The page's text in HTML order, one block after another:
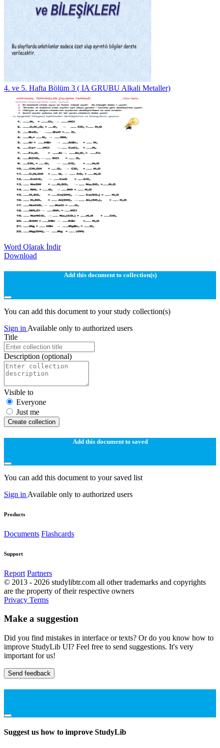
4. ve 5. Hafta Bölüm 3 ( IA GRUBU Alkali Metaller)
Word Olarak İndir
Download
Add this document to collection(s)
You can add this document to your study collection(s)
Sign in Available only to authorized users
Title
Description (optional)
Visible to
Everyone
Just me
Create collection
Add this document to saved
You can add this document to your saved list
Sign in Available only to authorized users
Products
Documents Flashcards
Support
Report Partners
© 2013 - 2026 studylibtr.com all other trademarks and copyrights
are the property of their respective owners
Privacy Terms
Make a suggestion
Did you find mistakes in interface or texts? Or do you know how to
improve StudyLib UI? Feel free to send suggestions. It's very
important for us!
Send feedback
Suggest us how to improve StudyLib